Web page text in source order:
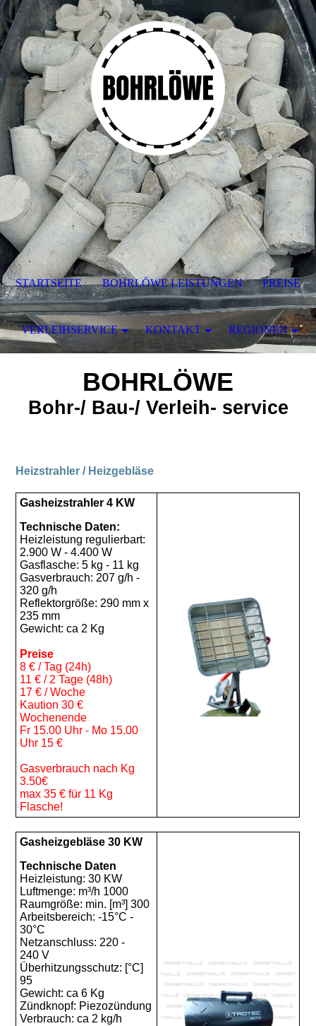
BOHRLÖWE
Bohr-/ Bau-/ Verleih- service
Heizstrahler / Heizgebläse
Gasheizstrahler 4 KW
Technische Daten:
Heizleistung regulierbart:
2.900 W - 4.400 W
Gasflasche: 5 kg - 11 kg
Gasverbrauch: 207 g/h -
320 g/h
Reflektorgröße: 290 mm x
235 mm
Gewicht: ca 2 Kg
Preise
8 € / Tag (24h)
11 € / 2 Tage (48h)
17 € / Woche
Kaution 30 €
Wochenende
Fr 15.00 Uhr - Mo 15.00
Uhr 15 €
Gasverbrauch nach Kg
3.50€
max 35 € für 11 Kg
Flasche!
Gasheizgebläse 30 KW
Technische Daten
Heizleistung: 30 KW
Luftmenge: m³/h 1000
Raumgröße: min. [m³] 300
Arbeitsbereich: -15°C -
30°C
Netzanschluss: 220 -
240 V
Überhitzungsschutz: [°C]
95
Gewicht: ca 6 Kg
Zündknopf: Piezozündung
Verbrauch: ca 2 kg/h
STARTSEITE BOHRLÖWE LEISTUNGEN PREISE
VERLEIHSERVICE KONTAKT REGIONEN